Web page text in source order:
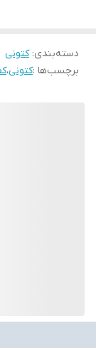
دسته‌بندی:کتونی
برچسب‌ها :کتونی،